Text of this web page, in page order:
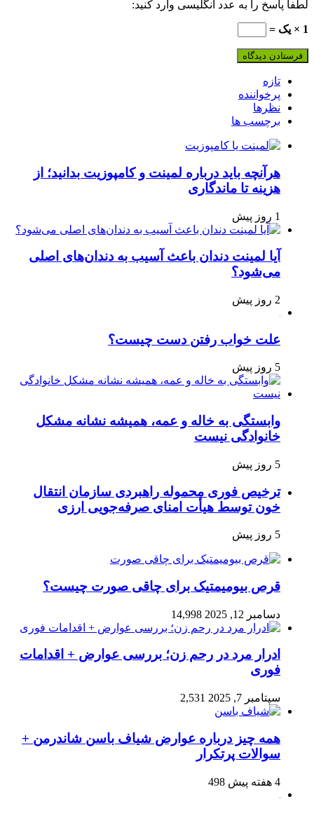
لطفا پاسخ را به عدد انگلیسی وارد کنید:
1 × یک =
تازه
پرخواننده
نظرها
برچسب ها
هرآنچه باید درباره لمینت و کامپوزیت بدانید؛ از
هزینه تا ماندگاری
1 روز پیش
آیا لمینت دندان باعث آسیب به دندان‌های اصلی
می‌شود؟
2 روز پیش
علت خواب رفتن دست چیست؟
5 روز پیش
وابستگی به خاله و عمه، همیشه نشانه مشکل
خانوادگی نیست
5 روز پیش
ترخیص فوری محموله راهبردی سازمان انتقال
خون توسط هیأت امنای صرفه‌جویی ارزی
5 روز پیش
قرص بیومیمتیک برای چاقی صورت چیست؟
دسامبر 12, 2025 14,998
ادرار مرد در رحم زن؛ بررسی عوارض + اقدامات
فوری
سپتامبر 7, 2025 2,531
همه چیز درباره عوارض شیاف باسن شاندرمن +
سوالات پرتکرار
4 هفته پیش 498